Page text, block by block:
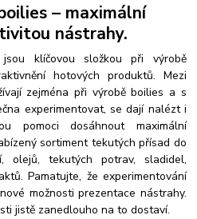
– maximální
nástrahy.
klíčovou složkou při výrobě
hotových produktů. Mezi
zejména při výrobě boilies a s
experimentovat, se dají nalézt i
pomoci dosáhnout maximální
sortiment tekutých přísad do
tekutých potrav, sladidel,
Pamatujte, že experimentování
možnosti prezentace nástrahy.
jistě zanedlouho na to dostaví.